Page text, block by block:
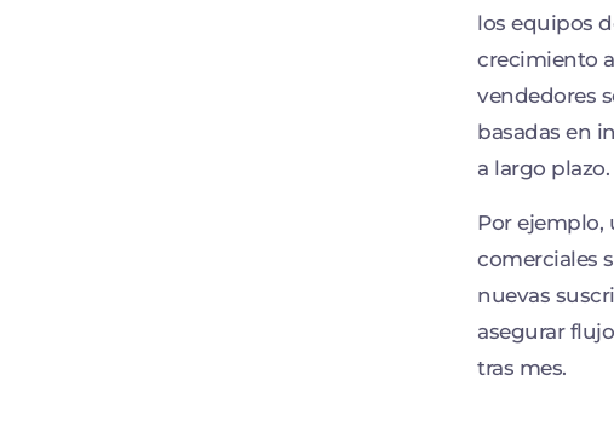
los equipos
crecimiento
vendedores
basadas en
a largo plazo.
Por ejemplo,
comerciales
nuevas
asegurar
tras mes.